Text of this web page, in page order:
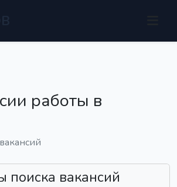
работы в
поиска вакансий